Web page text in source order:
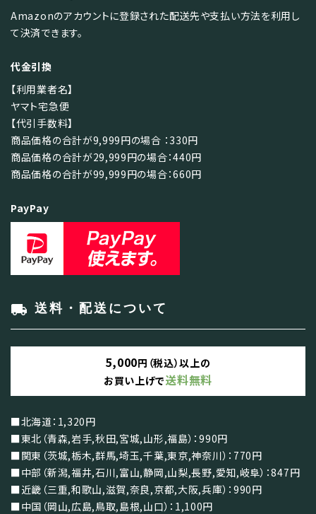
Amazonのアカウントに登録された配送先や支払い方法を利用し
て決済できます。
代金引換
【利用業者名】
ヤマト宅急便
【代引手数料】
商品価格の合計が9,999円の場合 ：330円
商品価格の合計が29,999円の場合：440円
商品価格の合計が99,999円の場合：660円
PayPay
local_shipping 送料・配送について
5,000円（税込）以上の
お買い上げで送料無料
■北海道：1,320円
■東北（青森,岩手,秋田,宮城,山形,福島）：990円
■関東（茨城,栃木,群馬,埼玉,千葉,東京,神奈川）：770円
■中部（新潟,福井,石川,富山,静岡,山梨,長野,愛知,岐阜）：847円
■近畿（三重,和歌山,滋賀,奈良,京都,大阪,兵庫）：990円
■中国（岡山,広島,鳥取,島根,山口）：1,100円